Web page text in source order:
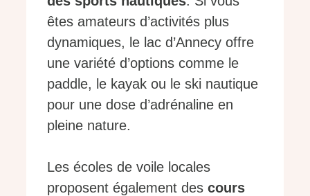
êtes amateurs d’activités plus
dynamiques, le lac d’Annecy offre
une variété d’options comme le
paddle, le kayak ou le ski nautique
pour une dose d’adrénaline en
pleine nature.
Les écoles de voile locales
proposent également des cours